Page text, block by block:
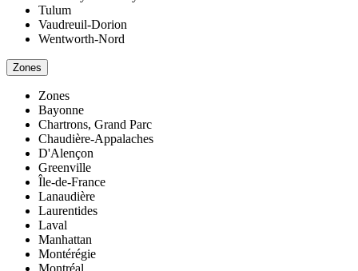
Tulum
Vaudreuil-Dorion
Wentworth-Nord
Zones
Zones
Bayonne
Chartrons, Grand Parc
Chaudière-Appalaches
D'Alençon
Greenville
Île-de-France
Lanaudière
Laurentides
Laval
Manhattan
Montérégie
Montréal